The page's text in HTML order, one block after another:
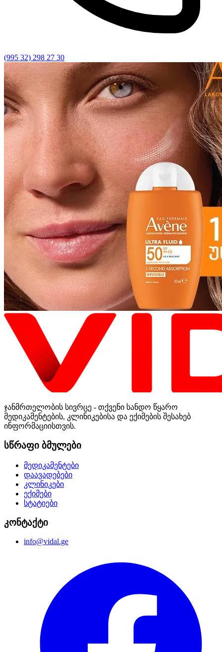
(995 32) 298 27 30
ჯანმრთელობის სივრცე - თქვენი სანდო წყარო
მედიკამენტების, კლინიკებისა და ექიმების შესახებ
ინფორმაციისთვის.
სწრაფი ბმულები
მედიკამენტები
დაავადებები
კლინიკები
ექიმები
სტატიები
კონტაქტი
info@vidal.ge